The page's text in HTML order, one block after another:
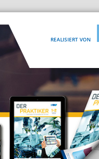
REALISIERT VON